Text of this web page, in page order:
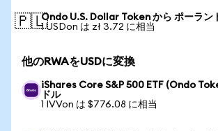
🇵🇱Ondo U.S. Dollar Token から ポーラン
1 USDon は zł 3.72 に相当
他のRWAをUSDに変換
iShares Core S&P 500 ETF (Ondo
ドル
1 IVVon は $776.08 に相当